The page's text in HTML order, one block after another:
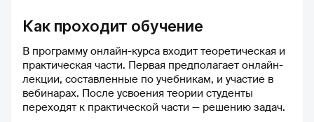
Как проходит обучение
В программу онлайн-курса входит теоретическая и
практическая части. Первая предполагает онлайн-
лекции, составленные по учебникам, и участие в
вебинарах. После усвоения теории студенты
переходят к практической части — решению задач.